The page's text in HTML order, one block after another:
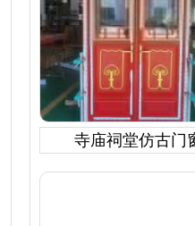
寺庙祠堂仿古门